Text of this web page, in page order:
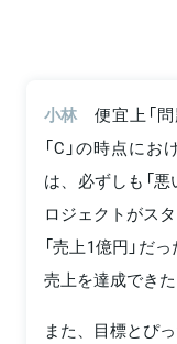
小林
便宜上「
「C」の時点にお
は、必ずしも「
ロジェクトがス
「売上1億円」だ
売上を達成でき
また、目標とぴ